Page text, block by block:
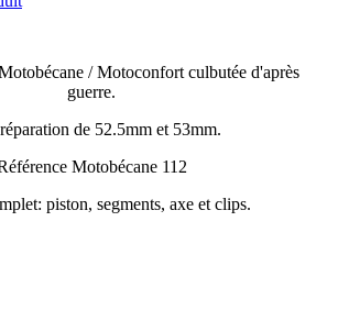
/ Motoconfort culbutée d'après
guerre.
de 52.5mm et 53mm.
Motobécane 112
piston, segments, axe et clips.